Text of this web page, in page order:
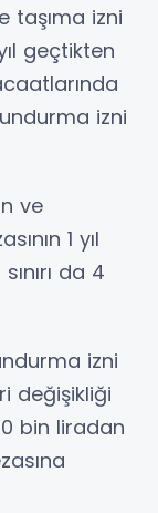
taşıma izni
geçtikten
izni
ve
1 yıl
da 4
izni
değişikliği
bin liradan